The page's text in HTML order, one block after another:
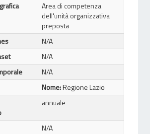
Area di competenza
dell'unità organizzativa
preposta
N/A
N/A
N/A
Nome:Regione Lazio
annuale
N/A